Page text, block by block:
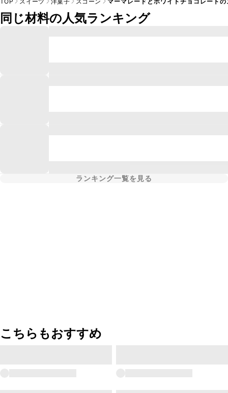
同じ材料の人気ランキング
ランキング一覧を見る
こちらもおすすめ